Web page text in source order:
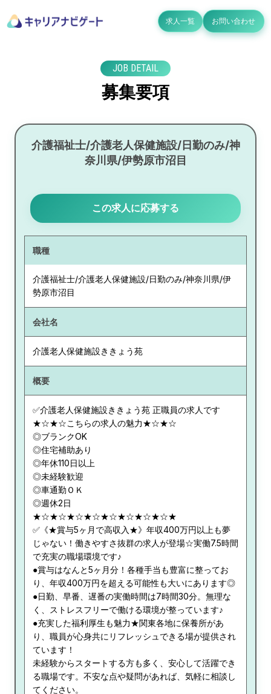
求人一覧 お問い合わせ
JOB DETAIL
募集要項
介護福祉士/介護老人保健施設/日勤のみ/神
奈川県/伊勢原市沼目
この求人に応募する
職種
介護福祉士/介護老人保健施設/日勤のみ/神奈川県/伊
勢原市沼目
会社名
介護老人保健施設ききょう苑
概要
✅介護老人保健施設ききょう苑 正職員の求人です
★☆★☆こちらの求人の魅力★☆★☆
◎ブランクOK
◎住宅補助あり
◎年休110日以上
◎未経験歓迎
◎車通勤ＯＫ
◎週休2日
★☆★☆★☆★☆★☆★☆★☆★☆★
✅《★賞与5ヶ月で高収入★》年収400万円以上も夢
じゃない！働きやすさ抜群の求人が登場☆実働7.5時間
で充実の職場環境です♪
●賞与はなんと5ヶ月分！各種手当も豊富に整ってお
り、年収400万円を超える可能性も大いにあります◎
●日勤、早番、遅番の実働時間は7時間30分。無理な
く、ストレスフリーで働ける環境が整っています♪
●充実した福利厚生も魅力★関東各地に保養所があ
り、職員が心身共にリフレッシュできる場が提供され
ています！
未経験からスタートする方も多く、安心して活躍でき
る職場です。不安な点や疑問があれば、気軽に相談し
てください。